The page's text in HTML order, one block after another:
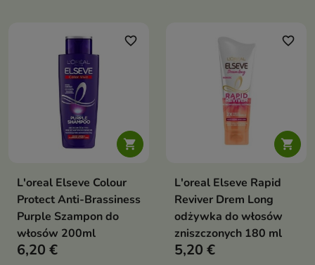

favorite_border
L'oreal Elseve Colour
Protect Anti-Brassiness
Purple Szampon do
włosów 200ml
6,20 €

favorite_border
L'oreal Elseve Rapid
Reviver Drem Long
odżywka do włosów
zniszczonych 180 ml
5,20 €